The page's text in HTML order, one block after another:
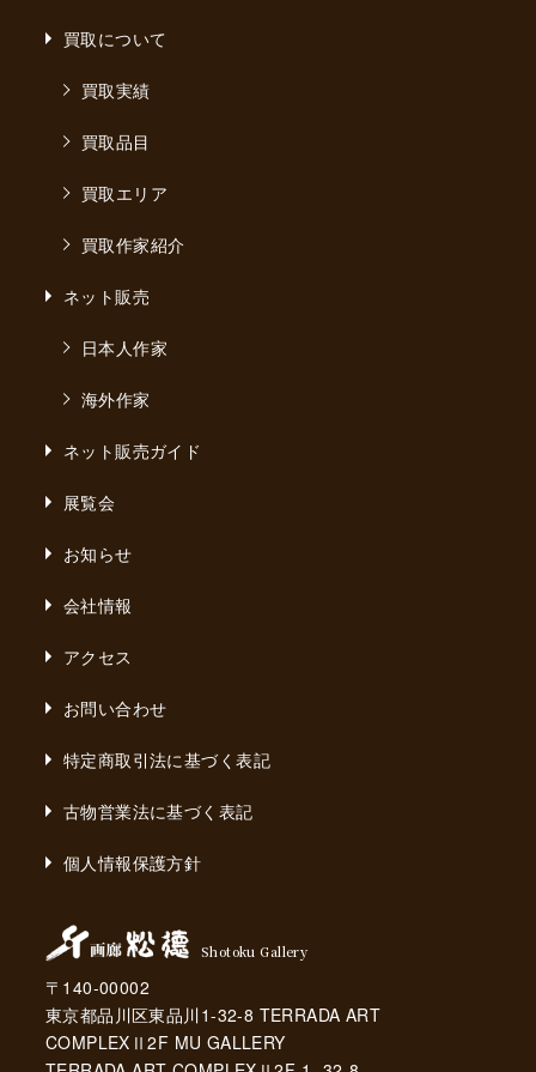
買取について
買取実績
買取品目
買取エリア
買取作家紹介
ネット販売
日本人作家
海外作家
ネット販売ガイド
展覧会
お知らせ
会社情報
アクセス
お問い合わせ
特定商取引法に基づく表記
古物営業法に基づく表記
個人情報保護方針
Shotoku Gallery
〒140-00002
東京都品川区東品川1-32-8 TERRADA ART
COMPLEXⅡ2F MU GALLERY